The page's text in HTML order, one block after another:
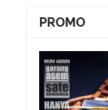
PROMO